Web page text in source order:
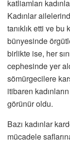
katliamları
Kadınlar
tanıklık etti ve
bünyesinde
birlikte ise, her
cephesinde yer
sömürgecilere
itibaren
görünür oldu.
Bazı kadınlar
mücadele